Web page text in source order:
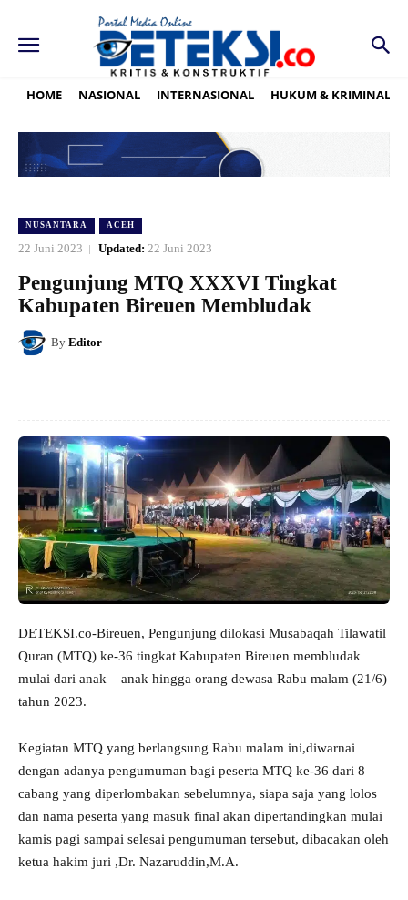
HOME NASIONAL INTERNASIONAL HUKUM & KRIMINAL
NUSANTARA ACEH
22 Juni 2023 Updated: 22 Juni 2023
Pengunjung MTQ XXXVI Tingkat
Kabupaten Bireuen Membludak
By Editor
DETEKSI.co-Bireuen, Pengunjung dilokasi Musabaqah Tilawatil
Quran (MTQ) ke-36 tingkat Kabupaten Bireuen membludak
mulai dari anak – anak hingga orang dewasa Rabu malam (21/6)
tahun 2023.
Kegiatan MTQ yang berlangsung Rabu malam ini,diwarnai
dengan adanya pengumuman bagi peserta MTQ ke-36 dari 8
cabang yang diperlombakan sebelumnya, siapa saja yang lolos
dan nama peserta yang masuk final akan dipertandingkan mulai
kamis pagi sampai selesai pengumuman tersebut, dibacakan oleh
ketua hakim juri ,Dr. Nazaruddin,M.A.